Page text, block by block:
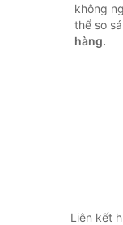
không
thể so
hàng.
Liên kết